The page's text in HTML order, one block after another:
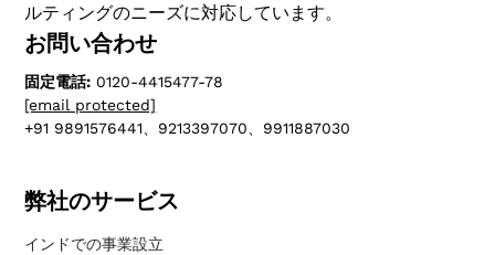
ルティングのニーズに対応しています。
お問い合わせ
固定電話: 0120-4415477-78
[email protected]
+91 9891576441、9213397070、9911887030
弊社のサービス
インドでの事業設立